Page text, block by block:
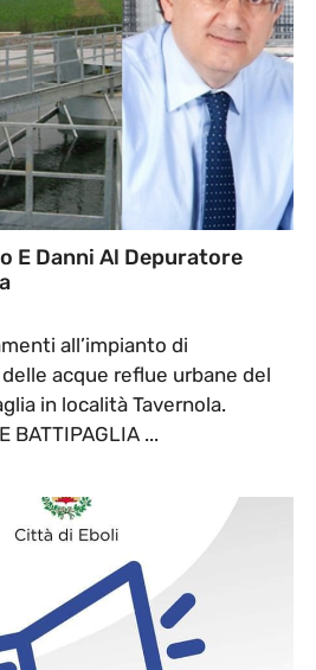
E Danni Al Depuratore
all’impianto di
acque reflue urbane del
in località Tavernola.
BATTIPAGLIA ...